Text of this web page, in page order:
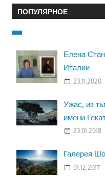
ПОПУЛЯРНОЕ
Елена
Италии
23.11.2020
Ужас, из
имени
23.01.2018
Галерея
01.12.2017